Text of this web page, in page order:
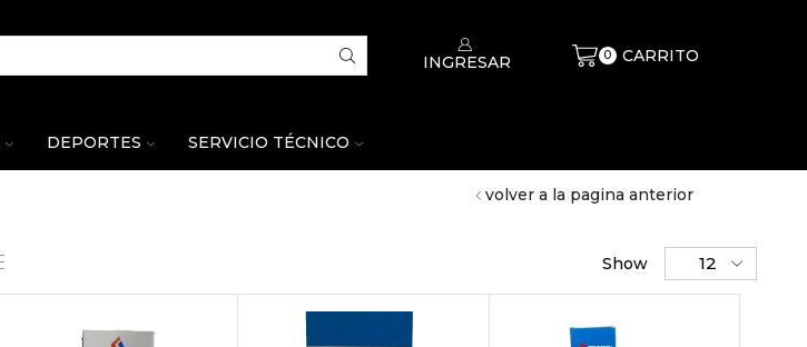
INGRESAR 0 CARRITO
DEPORTES SERVICIO TÉCNICO
volver a la pagina anterior
Show